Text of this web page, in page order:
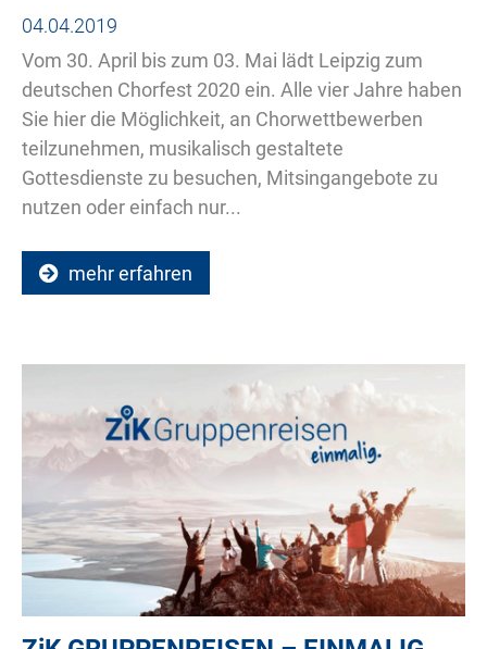
04.04.2019
Vom 30. April bis zum 03. Mai lädt Leipzig zum
deutschen Chorfest 2020 ein. Alle vier Jahre haben
Sie hier die Möglichkeit, an Chorwettbewerben
teilzunehmen, musikalisch gestaltete
Gottesdienste zu besuchen, Mitsingangebote zu
nutzen oder einfach nur...
mehr erfahren